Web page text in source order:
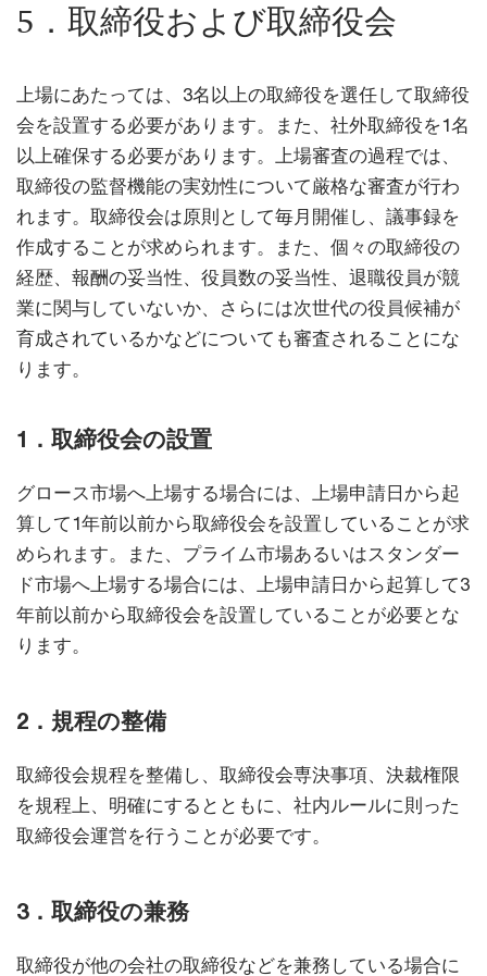
5．取締役および取締役会
上場にあたっては、3名以上の取締役を選任して取締役
会を設置する必要があります。また、社外取締役を1名
以上確保する必要があります。上場審査の過程では、
取締役の監督機能の実効性について厳格な審査が行わ
れます。取締役会は原則として毎月開催し、議事録を
作成することが求められます。また、個々の取締役の
経歴、報酬の妥当性、役員数の妥当性、退職役員が競
業に関与していないか、さらには次世代の役員候補が
育成されているかなどについても審査されることにな
ります。
1．取締役会の設置
グロース市場へ上場する場合には、上場申請日から起
算して1年前以前から取締役会を設置していることが求
められます。また、プライム市場あるいはスタンダー
ド市場へ上場する場合には、上場申請日から起算して3
年前以前から取締役会を設置していることが必要とな
ります。
2．規程の整備
取締役会規程を整備し、取締役会専決事項、決裁権限
を規程上、明確にするとともに、社内ルールに則った
取締役会運営を行うことが必要です。
3．取締役の兼務
取締役が他の会社の取締役などを兼務している場合に